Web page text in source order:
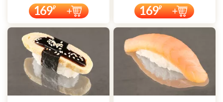
169 169